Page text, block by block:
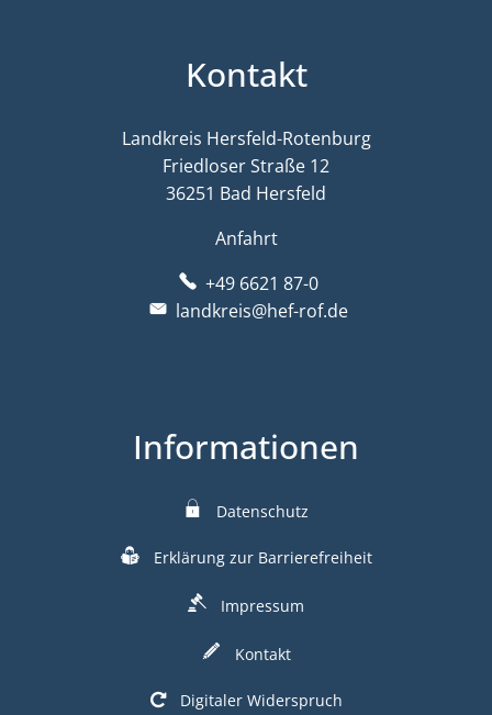
Kontakt
Landkreis Hersfeld-Rotenburg
Friedloser Straße 12
36251 Bad Hersfeld
Anfahrt
+49 6621 87-0
landkreis@hef-rof.de
Informationen
Datenschutz
Erklärung zur Barrierefreiheit
Impressum
Kontakt
Digitaler Widerspruch